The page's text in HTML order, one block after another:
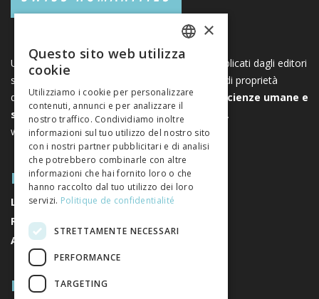
Una piattaforma unica per i libri e le riviste pubblicati dagli editori
svizzeri di scienze umane e sociali. Libreo.ch è di proprietà
dell’
Associazione svizzera degli editori di scienze umane e
sociali. È un’associazione senza scopo di lucro.
www.editeurssuisses.ch
MAPPA DEL SITO
LIBRI
RIVISTE
AUTORI
RIGUARDO A NOI
FRENCH
×
Questo sito web utilizza
cookie
Utilizziamo i cookie per personalizzare
contenuti, annunci e per analizzare il
nostro traffico. Condividiamo inoltre
informazioni sul tuo utilizzo del nostro sito
con i nostri partner pubblicitari e di analisi
che potrebbero combinarle con altre
informazioni che hai fornito loro o che
hanno raccolto dal tuo utilizzo dei loro
servizi. Politique de confidentialité
STRETTAMENTE NECESSARI
PERFORMANCE
TARGETING